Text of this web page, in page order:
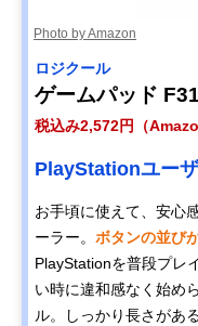
Photo by Amazon
ロジクール
ゲームパッド
税込み2,572円（
PlayStationユー
お手頃に使えて、安心
ーラー。 ボタンの並び
PlayStationを普段プレ
い時に違和感なく始め
ル。しっかり長さがあ